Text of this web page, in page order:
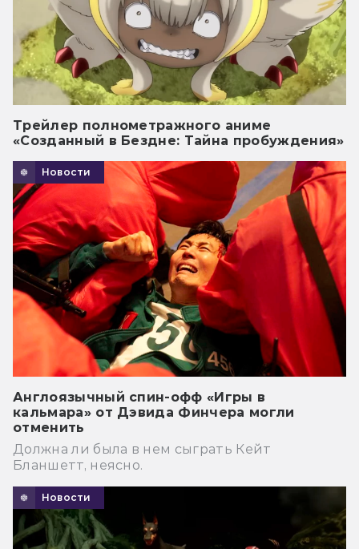
Трейлер полнометражного аниме
«Созданный в Бездне: Тайна пробуждения»
Новости
Англоязычный спин-офф «Игры в
кальмара» от Дэвида Финчера могли
отменить
Должна ли была в нем сыграть Кейт
Бланшетт, неясно.
Новости